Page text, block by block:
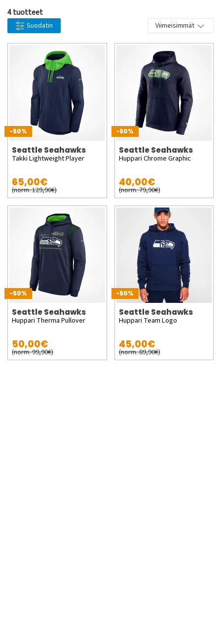
4 tuotteet
Suodatin Viimeisimmät
-50%
Seattle Seahawks
Takki Lightweight Player
65,00€
(norm. 129,90€)
-50%
Seattle Seahawks
Huppari Chrome Graphic
40,00€
(norm. 79,90€)
-50%
Seattle Seahawks
Huppari Therma Pullover
50,00€
(norm. 99,90€)
-50%
Seattle Seahawks
Huppari Team Logo
45,00€
(norm. 89,90€)